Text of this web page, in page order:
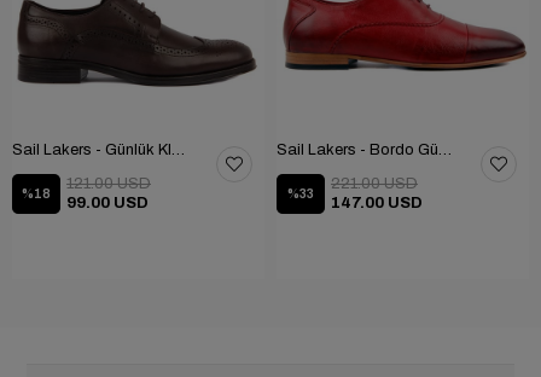
Sail Lakers - Günlük Klasik Ayakkabı 101-9604-686
%18
99.00 USD
121.00 USD
Sail Lakers - Bordo Günlük Ayakkabı 101-3413-11464N
%33
147.00 USD
221.00 USD